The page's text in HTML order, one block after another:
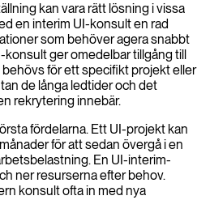
kan vara rätt lösning i vissa
en interim UI-konsult en rad
som behöver agera snabbt
konsult ger omedelbar tillgång till
för ett specifikt projekt eller
de långa ledtider och det
rekrytering innebär.
fördelarna. Ett UI-projekt kan
för att sedan övergå i en
En UI-interim-
ner resurserna efter behov.
konsult ofta in med nya